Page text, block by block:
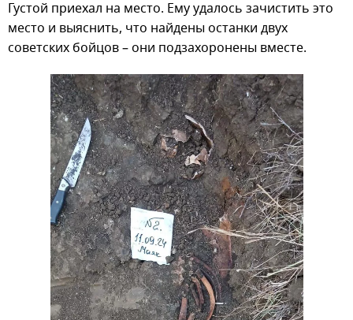
Густой приехал на место. Ему удалось зачистить это
место и выяснить, что найдены останки двух
советских бойцов – они подзахоронены вместе.